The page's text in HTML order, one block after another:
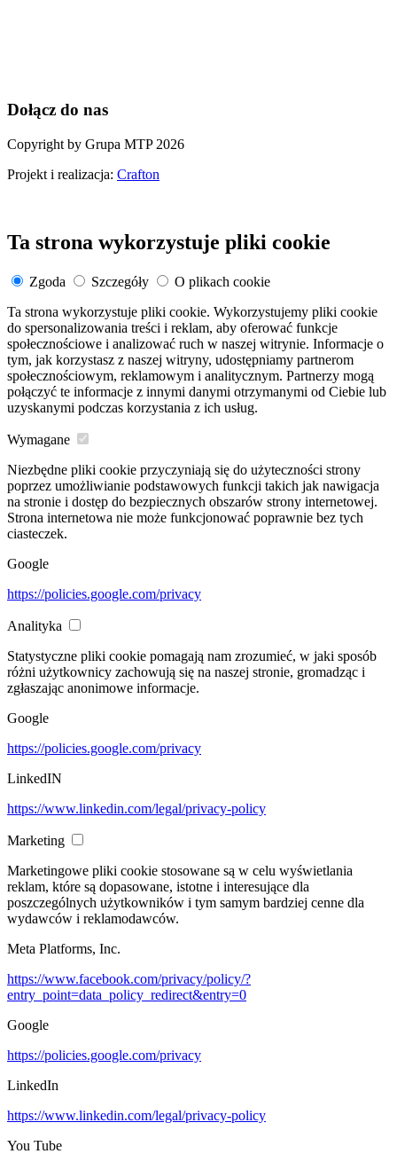
Dołącz do nas
Copyright by Grupa MTP 2026
Projekt i realizacja: Crafton
Ta strona wykorzystuje pliki cookie
Zgoda Szczegóły
O plikach cookie
Ta strona wykorzystuje pliki cookie. Wykorzystujemy pliki cookie
do spersonalizowania treści i reklam, aby oferować funkcje
społecznościowe i analizować ruch w naszej witrynie. Informacje o
tym, jak korzystasz z naszej witryny, udostępniamy partnerom
społecznościowym, reklamowym i analitycznym. Partnerzy mogą
połączyć te informacje z innymi danymi otrzymanymi od Ciebie lub
uzyskanymi podczas korzystania z ich usług.
Wymagane
Niezbędne pliki cookie przyczyniają się do użyteczności strony
poprzez umożliwianie podstawowych funkcji takich jak nawigacja
na stronie i dostęp do bezpiecznych obszarów strony internetowej.
Strona internetowa nie może funkcjonować poprawnie bez tych
ciasteczek.
Google
https://policies.google.com/privacy
Analityka
Statystyczne pliki cookie pomagają nam zrozumieć, w jaki sposób
różni użytkownicy zachowują się na naszej stronie, gromadząc i
zgłaszając anonimowe informacje.
Google
https://policies.google.com/privacy
LinkedIN
https://www.linkedin.com/legal/privacy-policy
Marketing
Marketingowe pliki cookie stosowane są w celu wyświetlania
reklam, które są dopasowane, istotne i interesujące dla
poszczególnych użytkowników i tym samym bardziej cenne dla
wydawców i reklamodawców.
Meta Platforms, Inc.
https://www.facebook.com/privacy/policy/?
entry_point=data_policy_redirect&entry=0
Google
https://policies.google.com/privacy
LinkedIn
https://www.linkedin.com/legal/privacy-policy
You Tube